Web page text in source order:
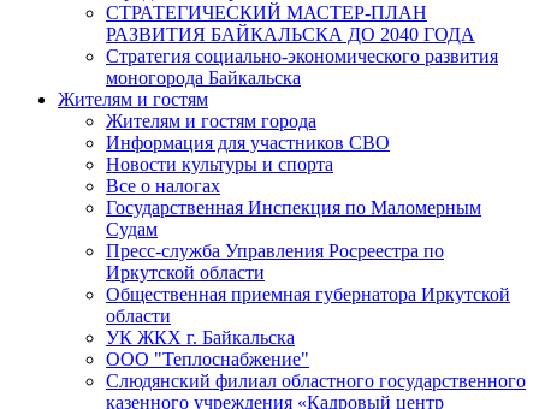
СТРАТЕГИЧЕСКИЙ МАСТЕР-ПЛАН
РАЗВИТИЯ БАЙКАЛЬСКА ДО 2040 ГОДА
Стратегия социально-экономического развития
моногорода Байкальска
Жителям и гостям
Жителям и гостям города
Информация для участников СВО
Новости культуры и спорта
Все о налогах
Государственная Инспекция по Маломерным
Судам
Пресс-служба Управления Росреестра по
Иркутской области
Общественная приемная губернатора Иркутской
области
УК ЖКХ г. Байкальска
ООО "Теплоснабжение"
Слюдянский филиал областного государственного
казенного учреждения «Кадровый центр